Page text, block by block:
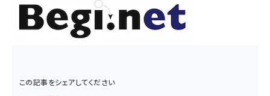
この記事をシェアしてください